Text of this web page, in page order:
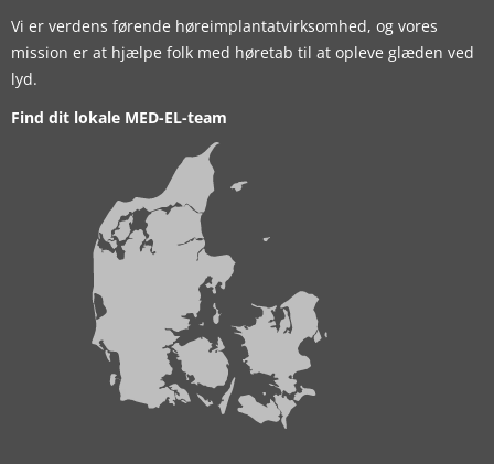
Vi er verdens førende høreimplantatvirksomhed, og vores
mission er at hjælpe folk med høretab til at opleve glæden ved
lyd.
Find dit lokale MED-EL-team